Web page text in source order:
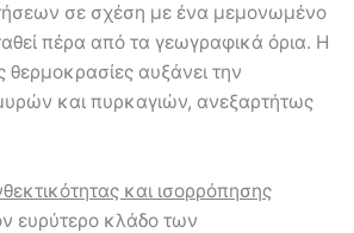
σε σχέση με ένα μεμονωμένο
πέρα ​​από τα γεωγραφικά όρια. Η
θερμοκρασίες αυξάνει την
και πυρκαγιών, ανεξαρτήτως
και ισορρόπησης
ευρύτερο κλάδο των